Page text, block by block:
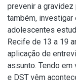
prevenir a gravidez
também,
adolescentes
Recife de 13 a 19
aplicação de
assunto. Tendo
e DST vêm